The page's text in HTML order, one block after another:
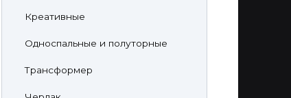
Креативные
Односпальные и полуторные
Трансформер